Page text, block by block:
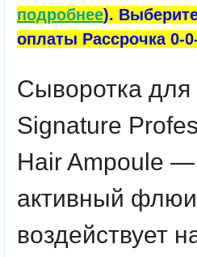
подробнее).
оплаты Рассрочка 0-
Сыворотка для
Signature
Hair Ampoule —
активный
воздействует